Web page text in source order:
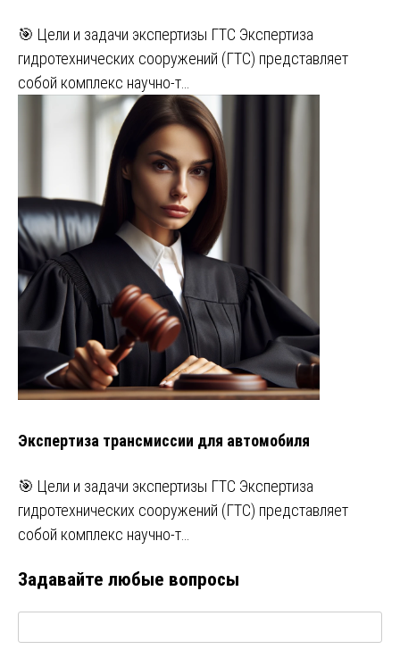
🎯 Цели и задачи экспертизы ГТС Экспертиза
гидротехнических сооружений (ГТС) представляет
собой комплекс научно-т…
Экспертиза трансмиссии для автомобиля
🎯 Цели и задачи экспертизы ГТС Экспертиза
гидротехнических сооружений (ГТС) представляет
собой комплекс научно-т…
Задавайте любые вопросы